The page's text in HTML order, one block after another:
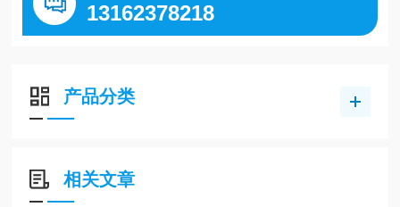
13162378218
产品分类
相关文章